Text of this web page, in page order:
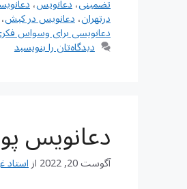
تضمینی،دعانويس،
درتهران،دعانویس در کیش،
دعانویسی برای وسواس
دیدگاه‌تان را بنویسید
دعانویس
آگوست 20, 2022 ازاستاد